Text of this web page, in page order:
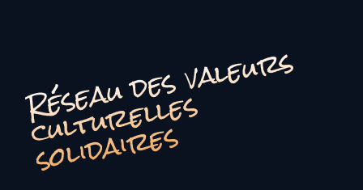
R
é
s
e
a
u
d
e
s
v
a
l
e
u
r
s
c
u
l
t
u
r
e
l
l
e
s
s
o
li
d
ai
r
e
s